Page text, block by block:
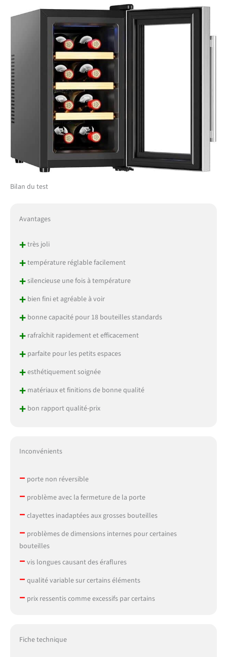
Bilan du test
Avantages
+très joli
+température réglable facilement
+silencieuse une fois à température
+bien fini et agréable à voir
+bonne capacité pour 18 bouteilles standards
+rafraîchit rapidement et efficacement
+parfaite pour les petits espaces
+esthétiquement soignée
+matériaux et finitions de bonne qualité
+bon rapport qualité-prix
Inconvénients
– porte non réversible
– problème avec la fermeture de la porte
– clayettes inadaptées aux grosses bouteilles
– problèmes de dimensions internes pour certaines
bouteilles
– vis longues causant des éraflures
– qualité variable sur certains éléments
– prix ressentis comme excessifs par certains
Fiche technique